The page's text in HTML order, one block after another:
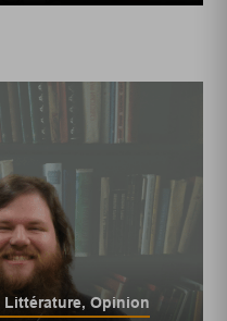
Littérature,Opinion